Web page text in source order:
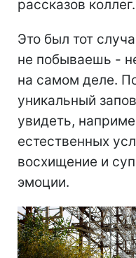
рассказов коллег.
Это был тот
не побываешь -
на самом деле.
уникальный
увидеть,
естественных
восхищение и
эмоции.